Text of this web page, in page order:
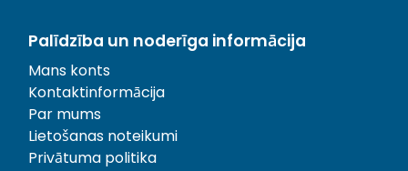
Palīdzība un noderīga informācija
Mans konts
Kontaktinformācija
Par mums
Lietošanas noteikumi
Privātuma politika